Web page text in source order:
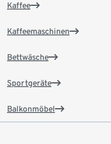
Kaffee
Kaffeemaschinen
Bettwäsche
Sportgeräte
Balkonmöbel